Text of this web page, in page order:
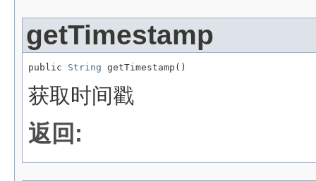
getTimestamp
public String getTimestamp()
获取时间戳
返回: